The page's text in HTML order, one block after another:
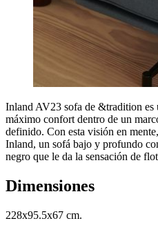
Inland AV23 sofa de &tradition es
máximo confort dentro de un
definido. Con esta visión en
Inland, un sofá bajo y profundo
negro que le da la sensación de
Dimensiones
228x95.5x67 cm.